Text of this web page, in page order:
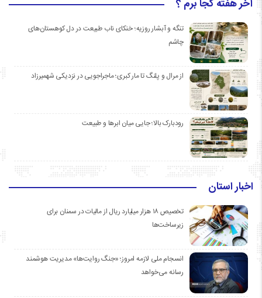
آخر هفته کجا برم ؟
تنگه و آبشار روزیه؛ خنکای ناب طبیعت در دل کوهستان‌های
چاشم
از مرال و پلنگ تا مار کبری؛ ماجراجویی در نزدیکی شهمیرزاد
رودبارک بالا؛ جایی میان ابرها و طبیعت
اخبار استان
تخصیص ۱۸ هزار میلیارد ریال از مالیات در سمنان برای
زیرساخت‌ها
انسجام ملی لازمه امروز؛ «جنگ روایت‌ها» مدیریت هوشمند
رسانه می‌خواهد